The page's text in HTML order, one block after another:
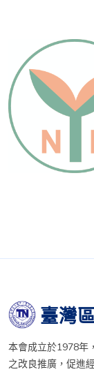
臺灣
本會成立於1978年
之改良推廣，促進